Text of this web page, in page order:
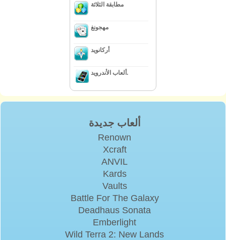
مطابقة الثلاثة
مهجونغ
أركانويد
ألعاب الأندرويد.
ألعاب جديدة
Renown
Xcraft
ANVIL
Kards
Vaults
Battle For The Galaxy
Deadhaus Sonata
Emberlight
Wild Terra 2: New Lands